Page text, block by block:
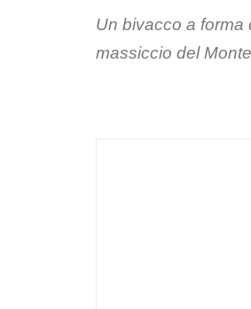
Un bivacco a
massiccio del